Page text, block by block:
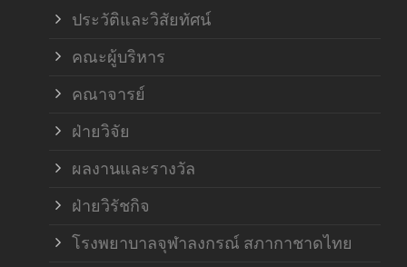
ประวัติและวิสัยทัศน์
คณะผู้บริหาร
คณาจารย์
ฝ่ายวิจัย
ผลงานและรางวัล
ฝ่ายวิรัชกิจ
โรงพยาบาลจุฬาลงกรณ์ สภากาชาดไทย